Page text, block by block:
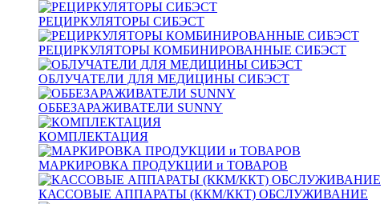
РЕЦИРКУЛЯТОРЫ СИБЭСТ
РЕЦИРКУЛЯТОРЫ КОМБИНИРОВАННЫЕ СИБЭСТ
ОБЛУЧАТЕЛИ ДЛЯ МЕДИЦИНЫ СИБЭСТ
ОББЕЗАРАЖИВАТЕЛИ SUNNY
КОМПЛЕКТАЦИЯ
МАРКИРОВКА ПРОДУКЦИИ и ТОВАРОВ
КАССОВЫЕ АППАРАТЫ (ККМ/ККТ) ОБСЛУЖИВАНИЕ